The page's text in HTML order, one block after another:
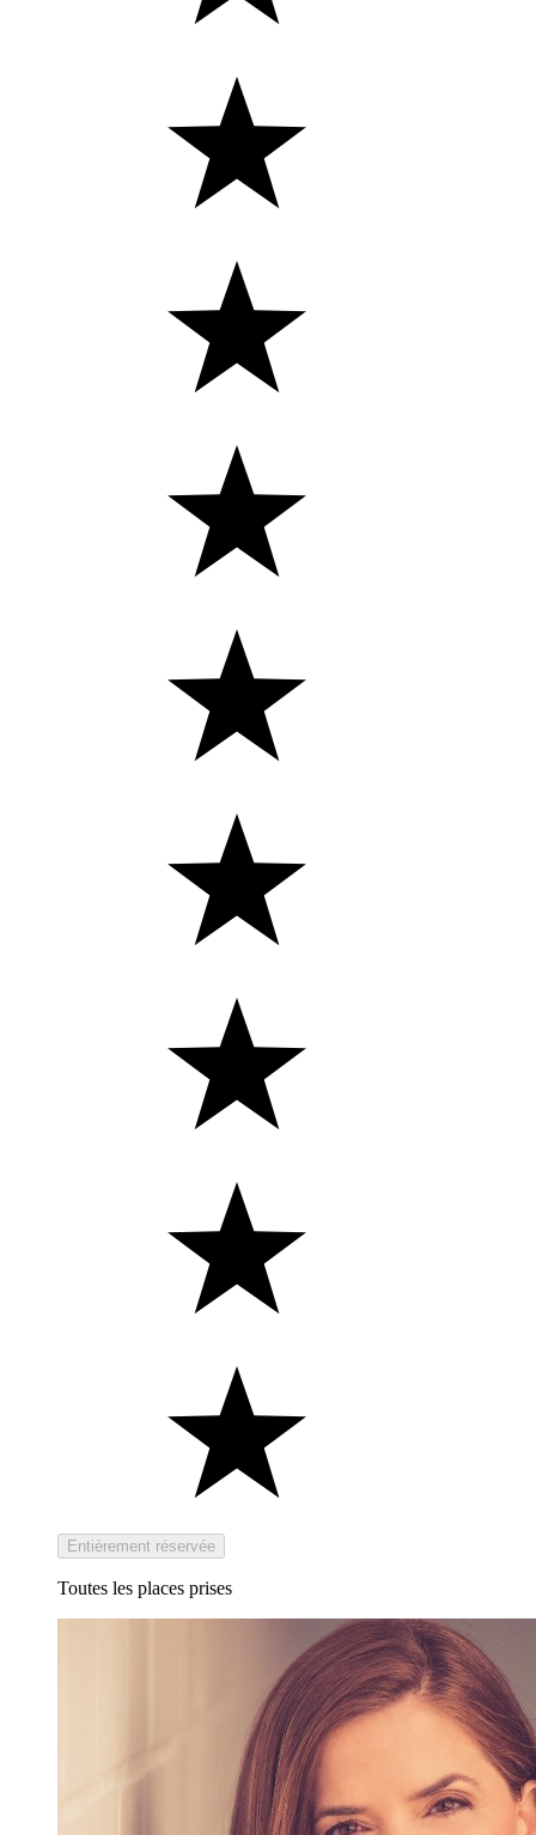
Entièrement réservée
Toutes les places prises